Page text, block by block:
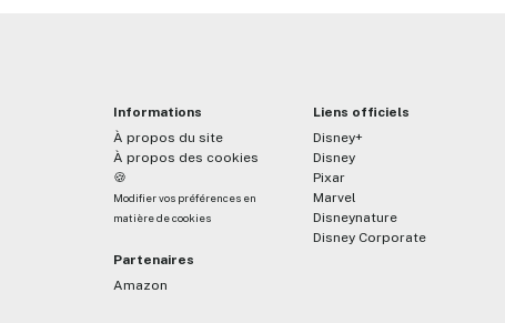
Informations
À propos du site
À propos des cookies
🍪
Modifier vos préférences en
matière de cookies
Partenaires
Amazon
Liens officiels
Disney+
Disney
Pixar
Marvel
Disneynature
Disney Corporate